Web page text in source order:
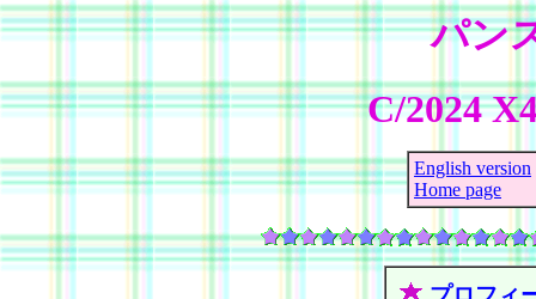
パン
C/2024
English version
Home page